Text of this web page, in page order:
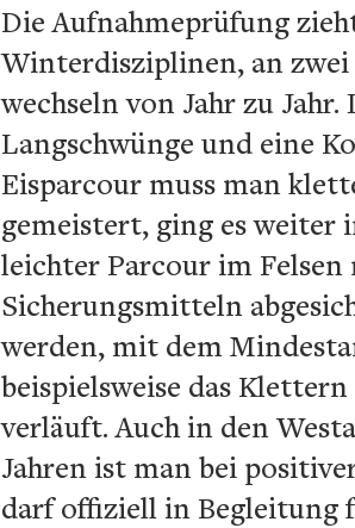
Die Aufnahmeprüfung
Winterdisziplinen, an
wechseln von Jahr zu
Langschwünge und eine
Eisparcour muss man
gemeistert, ging es
leichter Parcour im
Sicherungsmitteln
werden, mit dem
beispielsweise das
verläuft. Auch in den
Jahren ist man bei
darf offiziell in Begleitung